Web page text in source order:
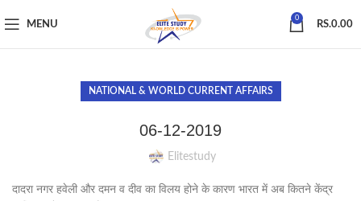
MENU
0
RS.0.00
NATIONAL & WORLD CURRENT AFFAIRS
06-12-2019
Elitestudy
दादरा नगर हवेली और दमन व दीव का विलय होने के कारण भारत में अब कितने केंद्र